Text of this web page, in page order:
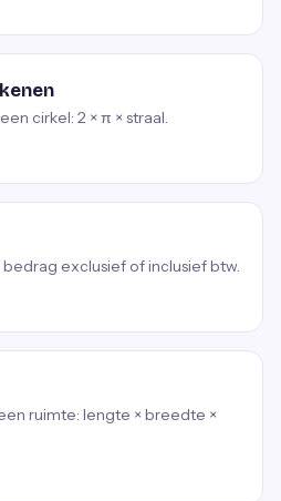
cirkel: 2 × π × straal.
exclusief of inclusief btw.
ruimte: lengte × breedte ×